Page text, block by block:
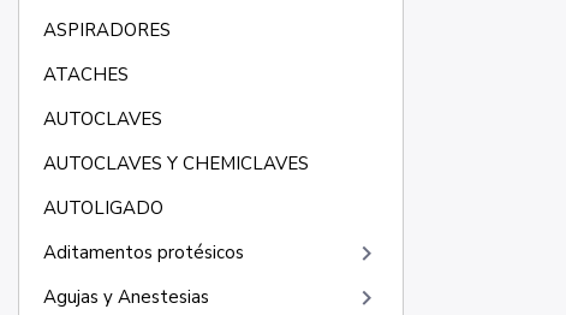
ASPIRADORES
ATACHES
AUTOCLAVES
AUTOCLAVES Y CHEMICLAVES
AUTOLIGADO
Aditamentos protésicos
keyboard_arrow_right
Agujas y Anestesias keyboard_arrow_right